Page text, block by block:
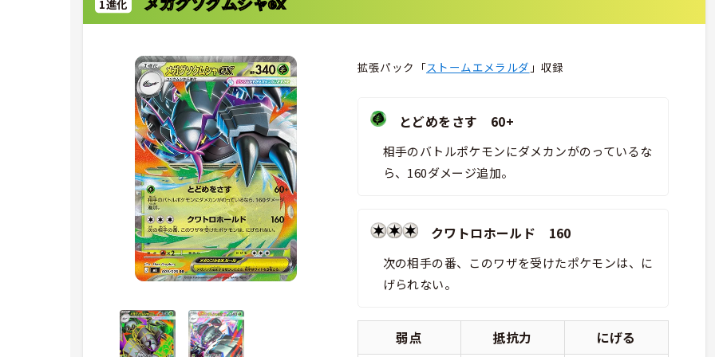
メガグソクムシャex
拡張パック「ストームエメラルダ 」収録
とどめをさす 60+
相手のバトルポケモンにダメカンがのっているな
ら、160ダメージ追加。
クワトロホールド 160
次の相手の番、このワザを受けたポケモンは、に
げられない。
弱点 抵抗力 にげる